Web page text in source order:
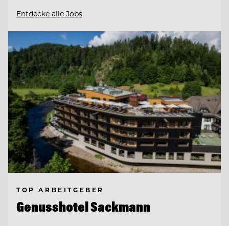
Entdecke alle Jobs
TOP ARBEITGEBER
Genusshotel Sackmann